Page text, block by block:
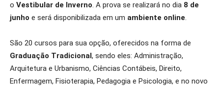
o Vestibular de Inverno. A prova se realizará no dia 8 de
junho e será disponibilizada em um ambiente online.
São 20 cursos para sua opção, oferecidos na forma de
Graduação Tradicional, sendo eles: Administração,
Arquitetura e Urbanismo, Ciências Contábeis, Direito,
Enfermagem, Fisioterapia, Pedagogia e Psicologia, e no novo